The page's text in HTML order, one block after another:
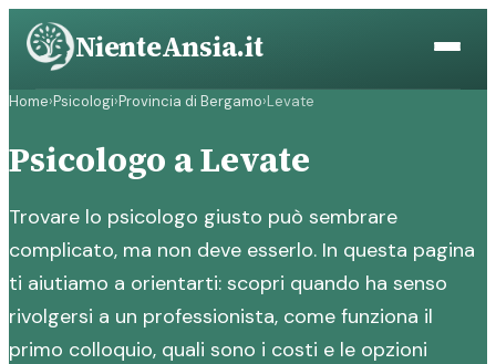
Vai
contenuto
NienteAnsia.it
Home›Psicologi›Provincia di Bergamo›Levate
Psicologo a Levate
Trovare lo psicologo giusto può sembrare
complicato, ma non deve esserlo. In questa pagina
ti aiutiamo a orientarti: scopri quando ha senso
rivolgersi a un professionista, come funziona il
primo colloquio, quali sono i costi e le opzioni